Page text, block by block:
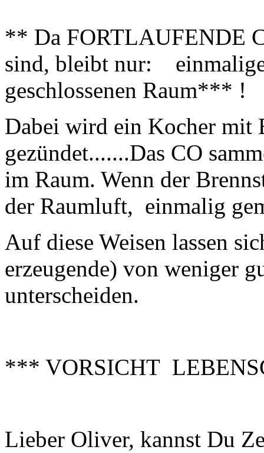
** Da FORTLAUFENDE
sind, bleibt nur:
geschlossenen Raum*** !
Dabei wird ein Kocher mit
gezündet.......Das CO
im Raum. Wenn der
der Raumluft, einmalig
Auf diese Weisen lassen
erzeugende) von weniger
unterscheiden.
*** VORSICHT
Lieber Oliver, kannst Du